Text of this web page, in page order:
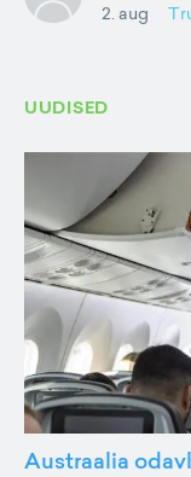
2. aug
UUDISED
Austraalia